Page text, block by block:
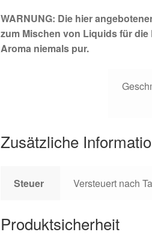
WARNUNG: Die hier
zum Mischen von Liquids für die
Aroma niemals pur.
Zusätzliche
Steuer Versteuert nach
Produktsicherheit